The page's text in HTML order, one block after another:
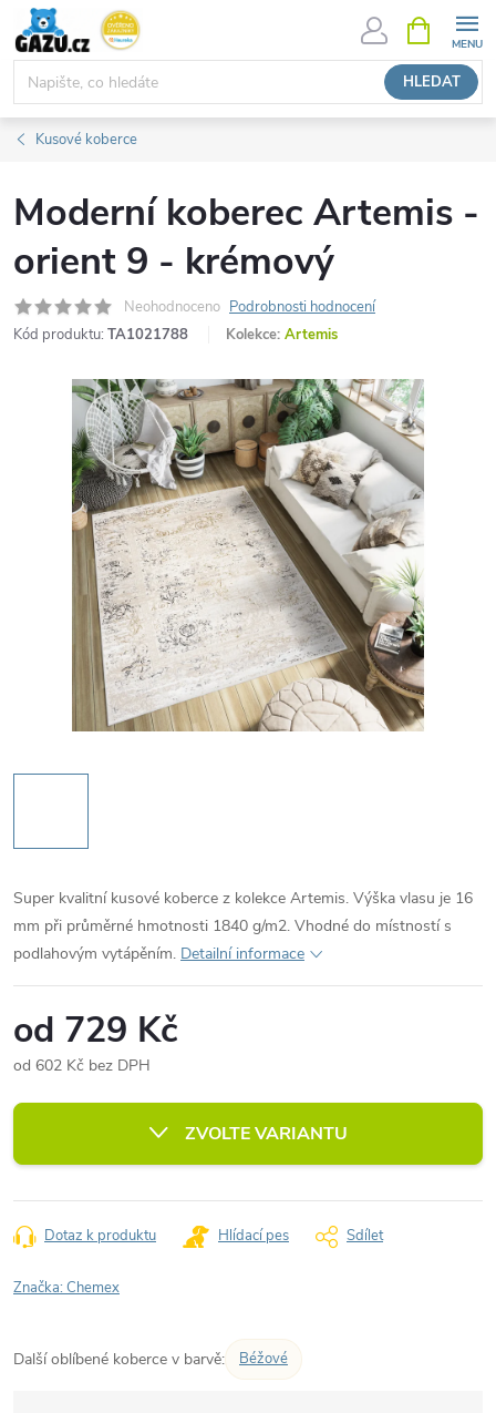
Přejít
obsah
HLEDAT
NÁKUPNÍ
KOŠÍK
Kusové koberce
Moderní koberec Artemis -
orient 9 - krémový
Neohodnoceno Podrobnosti hodnocení
Kód produktu: TA1021788 Kolekce: Artemis
Super kvalitní kusové koberce z kolekce Artemis. Výška vlasu je 16
mm při průměrné hmotnosti 1840 g/m2. Vhodné do místností s
podlahovým vytápěním. Detailní informace
od 729 Kč
od 602 Kč bez DPH
cena:
ZVOLTE VARIANTU
Dotaz k produktu Hlídací pes Sdílet
Značka:Chemex
Další oblíbené koberce v barvě: Béžové